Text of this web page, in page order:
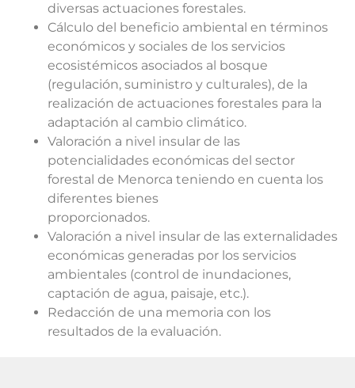
diversas actuaciones forestales.
Cálculo del beneficio ambiental en términos
económicos y sociales de los servicios
ecosistémicos asociados al bosque
(regulación, suministro y culturales), de la
realización de actuaciones forestales para la
adaptación al cambio climático.
Valoración a nivel insular de las
potencialidades económicas del sector
forestal de Menorca teniendo en cuenta los
diferentes bienes
proporcionados.
Valoración a nivel insular de las externalidades
económicas generadas por los servicios
ambientales (control de inundaciones,
captación de agua, paisaje, etc.).
Redacción de una memoria con los
resultados de la evaluación.